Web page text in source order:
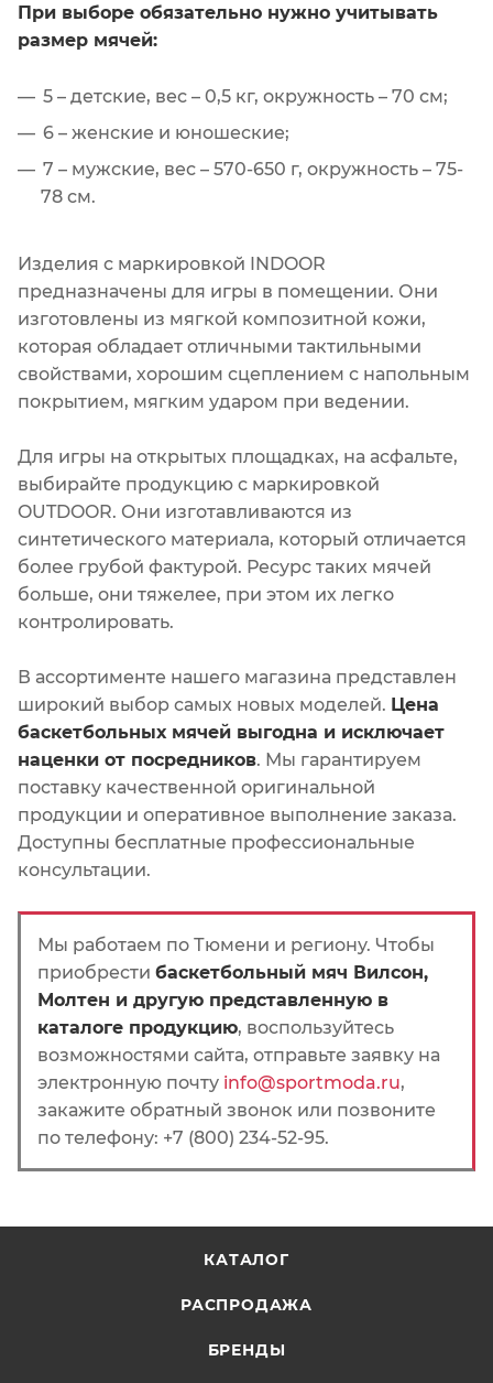
При выборе обязательно нужно учитывать
размер мячей:
5 – детские, вес – 0,5 кг, окружность – 70 см;
6 – женские и юношеские;
7 – мужские, вес – 570-650 г, окружность – 75-
78 см.
Изделия с маркировкой INDOOR
предназначены для игры в помещении. Они
изготовлены из мягкой композитной кожи,
которая обладает отличными тактильными
свойствами, хорошим сцеплением с напольным
покрытием, мягким ударом при ведении.
Для игры на открытых площадках, на асфальте,
выбирайте продукцию с маркировкой
OUTDOOR. Они изготавливаются из
синтетического материала, который отличается
более грубой фактурой. Ресурс таких мячей
больше, они тяжелее, при этом их легко
контролировать.
В ассортименте нашего магазина представлен
широкий выбор самых новых моделей. Цена
баскетбольных мячей выгодна и исключает
наценки от посредников. Мы гарантируем
поставку качественной оригинальной
продукции и оперативное выполнение заказа.
Доступны бесплатные профессиональные
консультации.
Мы работаем по Тюмени и региону. Чтобы
приобрести баскетбольный мяч Вилсон,
Молтен и другую представленную в
каталоге продукцию, воспользуйтесь
возможностями сайта, отправьте заявку на
электронную почту info@sportmoda.ru,
закажите обратный звонок или позвоните
по телефону: +7 (800) 234-52-95.
КАТАЛОГ
РАСПРОДАЖА
БРЕНДЫ